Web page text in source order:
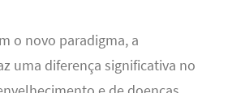
o novo paradigma, a
uma diferença significativa no